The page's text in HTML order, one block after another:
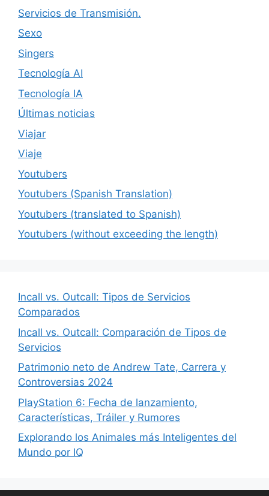
Servicios de Transmisión.
Sexo
Singers
Tecnología AI
Tecnología IA
Últimas noticias
Viajar
Viaje
Youtubers
Youtubers (Spanish Translation)
Youtubers (translated to Spanish)
Youtubers (without exceeding the length)
Incall vs. Outcall: Tipos de Servicios
Comparados
Incall vs. Outcall: Comparación de Tipos de
Servicios
Patrimonio neto de Andrew Tate, Carrera y
Controversias 2024
PlayStation 6: Fecha de lanzamiento,
Características, Tráiler y Rumores
Explorando los Animales más Inteligentes del
Mundo por IQ